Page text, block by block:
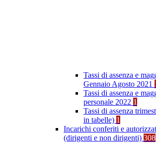
Tassi di assenza e
Gennaio Agosto 2021
Tassi di assenza e
personale 2022 1
Tassi di assenza
in tabelle) 1
Incarichi conferiti e
(dirigenti e non dirigenti) 308